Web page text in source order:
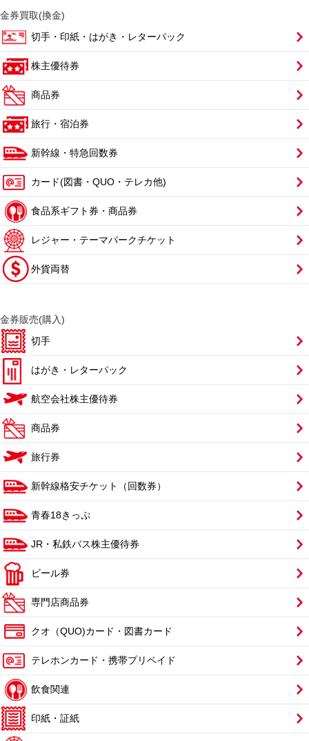
金券買取(換金)
切手・印紙・はがき・レターパック
株主優待券
商品券
旅行・宿泊券
新幹線・特急回数券
カード(図書・QUO・テレカ他)
食品系ギフト券・商品券
レジャー・テーマパークチケット
外貨両替
金券販売(購入)
切手
はがき・レターパック
航空会社株主優待券
商品券
旅行券
新幹線格安チケット（回数券）
青春18きっぷ
JR・私鉄バス株主優待券
ビール券
専門店商品券
クオ（QUO)カード・図書カード
テレホンカード・携帯プリペイド
飲食関連
印紙・証紙